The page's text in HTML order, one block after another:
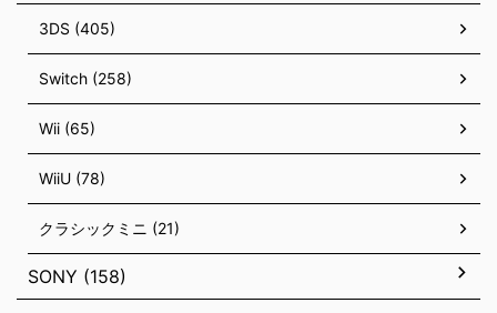
3DS (405)
Switch (258)
Wii (65)
WiiU (78)
クラシックミニ (21)
SONY (158)